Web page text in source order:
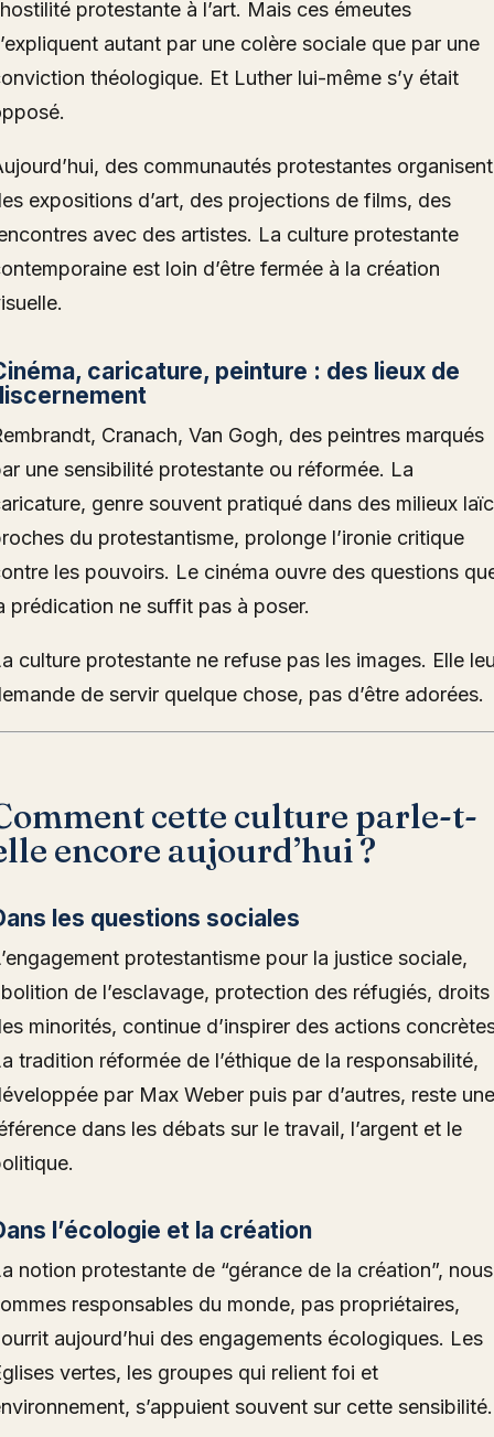
protestante à l’art. Mais ces émeutes
autant par une colère sociale que par une
théologique. Et Luther lui-même s’y était
des communautés protestantes organisent
expositions d’art, des projections de films, des
avec des artistes. La culture protestante
est loin d’être fermée à la création
caricature, peinture : des lieux de
Cranach, Van Gogh, des peintres marqués
une sensibilité protestante ou réformée. La
genre souvent pratiqué dans des milieux
du protestantisme, prolonge l’ironie critique
les pouvoirs. Le cinéma ouvre des questions
prédication ne suffit pas à poser.
culture protestante ne refuse pas les images. Elle
de servir quelque chose, pas d’être adorées.
cette culture parle-t-
encore aujourd’hui ?
les questions sociales
protestantisme pour la justice sociale,
de l’esclavage, protection des réfugiés, droits
minorités, continue d’inspirer des actions
tradition réformée de l’éthique de la responsabilité,
par Max Weber puis par d’autres, reste une
dans les débats sur le travail, l’argent et le
l’écologie et la création
notion protestante de “gérance de la création”, nous
responsables du monde, pas propriétaires,
aujourd’hui des engagements écologiques. Les
vertes, les groupes qui relient foi et
s’appuient souvent sur cette sensibilité.